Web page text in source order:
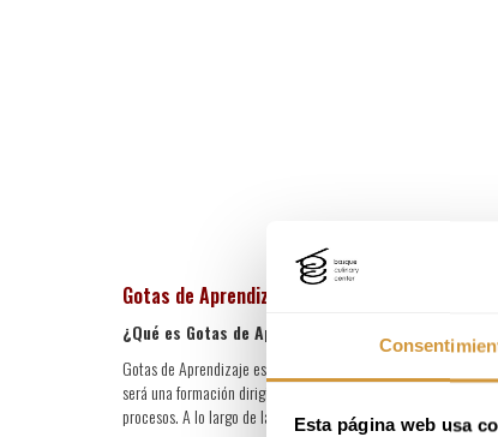
Esta página web usa
Gotas de Aprendizaje: Viticultura regenerativa
¿Qué es Gotas de Aprendizaje?
Gotas de Aprendizaje es un encuentro formativo impulsado
será una formación dirigida a profesionales del sector
procesos. A lo largo de la sesión se abordarán estrategias